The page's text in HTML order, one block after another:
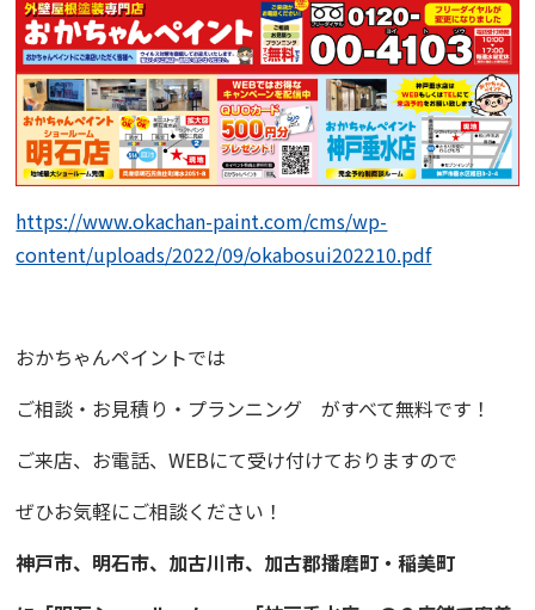
https://www.okachan-paint.com/cms/wp-
content/uploads/2022/09/okabosui202210.pdf
おかちゃんペイントでは
ご相談・お見積り・プランニング
がすべて無料です！
ご来店、お電話、WEBにて受け付けておりますので
ぜひお気軽にご相談ください！
神戸市、明石市、加古川市、 加古郡播磨町・稲美町